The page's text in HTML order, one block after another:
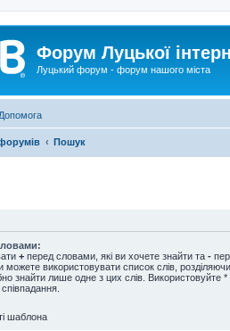
Форум Луцької
Луцький форум - форум нашого міста
Допомога
Пошук
+ перед словами, які ви хочете знайти та -
можете використовувати список слів,
знайти лише одне з цих слів. Використовуйте *
шаблона